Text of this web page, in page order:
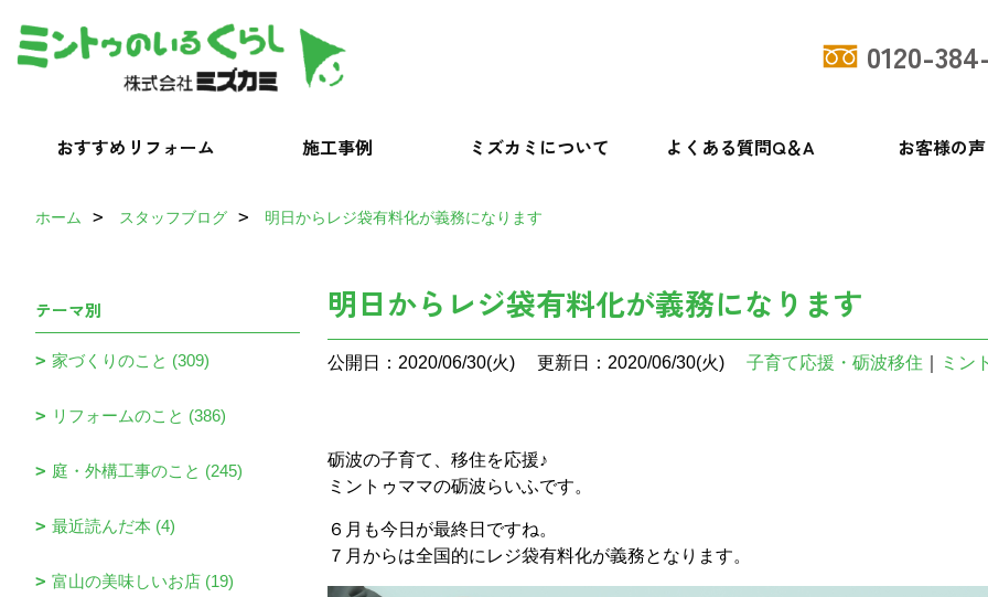
0120-
おすすめリフォーム 施工事例 ミズカミについて よくある質問Q＆A お客様の声
ホーム スタッフブログ 明日からレジ袋有料化が義務になります
明日からレジ袋有料化が義務になります
公開日：2020/06/30(火) 更新日：2020/06/30(火) 子育て応援・砺波移住 ミン
砺波の子育て、移住を応援♪
ミントゥママの砺波らいふです。
６月も今日が最終日ですね。
７月からは全国的にレジ袋有料化が義務となります。
テーマ別
家づくりのこと (309)
リフォームのこと (386)
庭・外構工事のこと (245)
最近読んだ本 (4)
富山の美味しいお店 (19)